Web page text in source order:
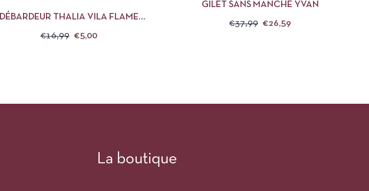
DÉBARDEUR THALIA VILA FLAME
€16,99 €5,00
GILET SANS MANCHE YVAN
€37,99 €26,59
La boutique